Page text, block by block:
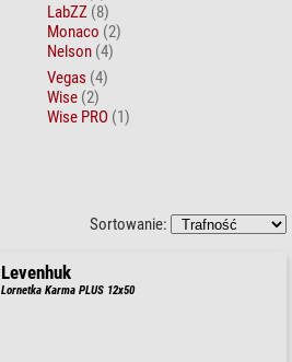
LabZZ (8)
Monaco (2)
Nelson (4)
Vegas (4)
Wise (2)
Wise PRO (1)
Sortowanie:
Levenhuk
Lornetka Karma PLUS 12x50